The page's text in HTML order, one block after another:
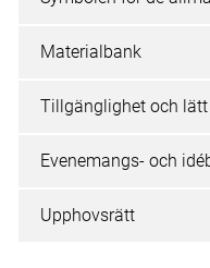
Materialbank
Tillgänglighet och
Evenemangs- och
Upphovsrätt